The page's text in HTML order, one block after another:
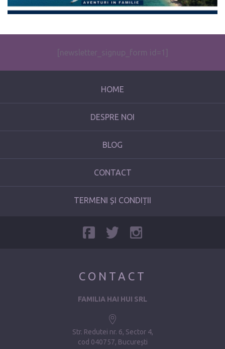
[newsletter_signup_form id=1]
HOME
DESPRE NOI
BLOG
CONTACT
TERMENI ȘI CONDIȚII
CONTACT
FAMILIA HAI HUI SRL
Str. Redutei nr. 6, Sector 4
cod 040757, București